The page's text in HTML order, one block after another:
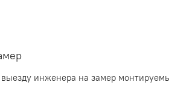
инженера на замер